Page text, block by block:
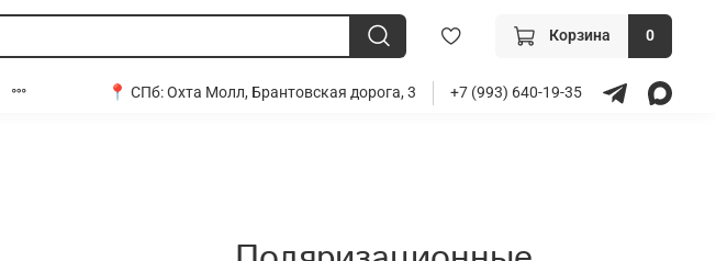
Корзина 0
📍 СПб:Охта Молл, Брантовская дорога, 3 +7 (993) 640-19-35